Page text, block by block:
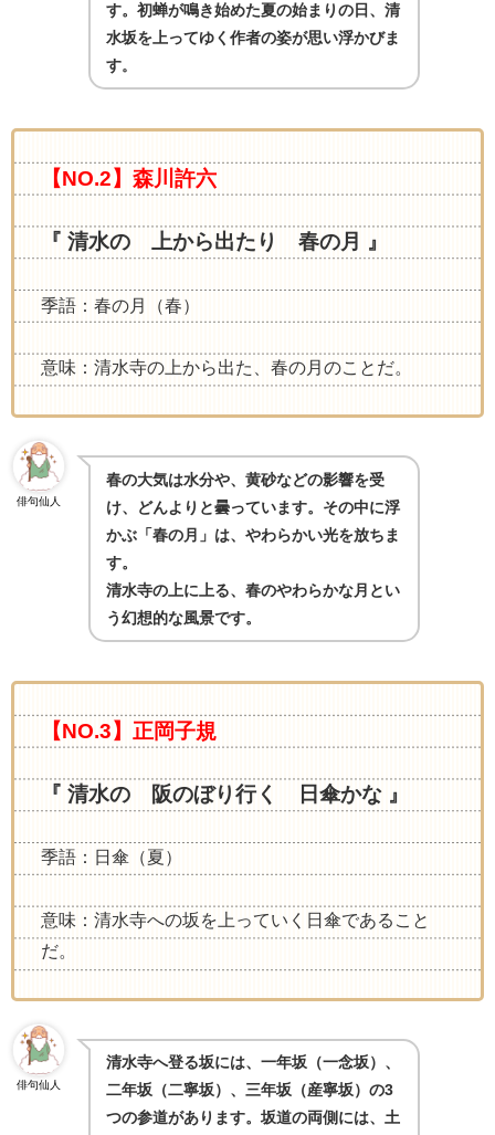
す。初蝉が鳴き始めた夏の始まりの日、清
水坂を上ってゆく作者の姿が思い浮かびま
す。
【NO.2】森川許六
『 清水の 上から出たり 春の月 』
季語：春の月（春）
意味：清水寺の上から出た、春の月のことだ。
俳句仙人
春の大気は水分や、黄砂などの影響を受
け、どんよりと曇っています。その中に浮
かぶ「春の月」は、やわらかい光を放ちま
す。
清水寺の上に上る、春のやわらかな月とい
う幻想的な風景です。
【NO.3】正岡子規
『 清水の 阪のぼり行く 日傘かな 』
季語：日傘（夏）
意味：清水寺への坂を上っていく日傘であること
だ。
俳句仙人
清水寺へ登る坂には、一年坂（一念坂）、
二年坂（二寧坂）、三年坂（産寧坂）の3
つの参道があります。坂道の両側には、土